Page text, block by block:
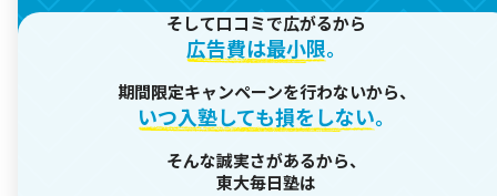
そして口コミで広がるから
広告費は最小限。
期間限定キャンペーンを行わないから、
いつ入塾しても損をしない。
そんな誠実さがあるから、
東大毎日塾は